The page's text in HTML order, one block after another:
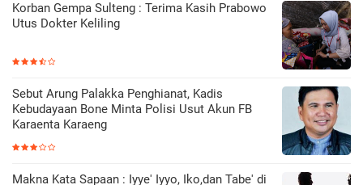
Korban Gempa Sulteng : Terima Kasih Prabowo
Utus Dokter Keliling
Sebut Arung Palakka Penghianat, Kadis
Kebudayaan Bone Minta Polisi Usut Akun FB
Karaenta Karaeng
Makna Kata Sapaan : Iyye' Iyyo, Iko,dan Tabe' di